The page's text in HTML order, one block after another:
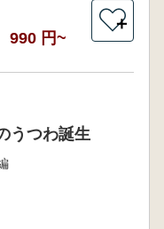
990 円~
＋
うつわ誕生